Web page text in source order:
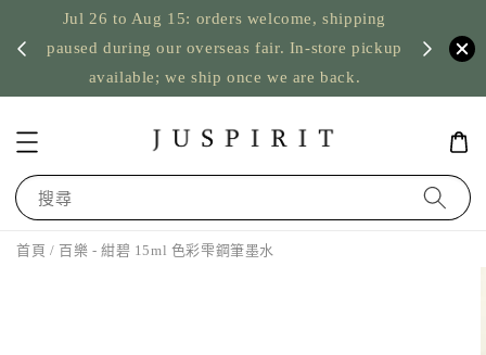
Jul 26 to Aug 15: orders welcome, shipping
paused during our overseas fair. In-store pickup
available; we ship once we are back.
US
搜尋
首頁 / 百樂 - 紺碧 15ml 色彩雫鋼筆墨水